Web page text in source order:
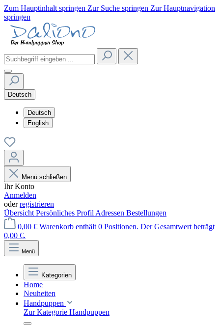
Zum Hauptinhalt springen Zur Suche springen Zur Hauptnavigation
springen
Deutsch
Deutsch
English
Menü schließen
Ihr Konto
Anmelden
oderregistrieren
Übersicht Persönliches Profil Adressen Bestellungen
0,00 € Warenkorb enthält 0 Positionen. Der Gesamtwert beträgt
0,00 €.
Menü
Kategorien
Home
Neuheiten
Handpuppen
Zur Kategorie Handpuppen